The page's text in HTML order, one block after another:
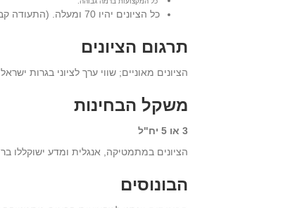
כל הציונים יהיו 70 ומעלה. (התעודה קבילה גם אם תכלול ציון אחד נמוך מ- 70 בתנאי שהממוצע גבוה מ- 70).
תרגום הציונים
הציונים מאוניים; שווי ערך לציוני בגרות
משקל הבחינות
3 או 5 יח"ל
הציונים במתמטיקה, אנגלית ומדע ישוקללו ברמה של 5 יח"ל; משאר הציונים יחושב ממוצע ויינתן
הבונוסים